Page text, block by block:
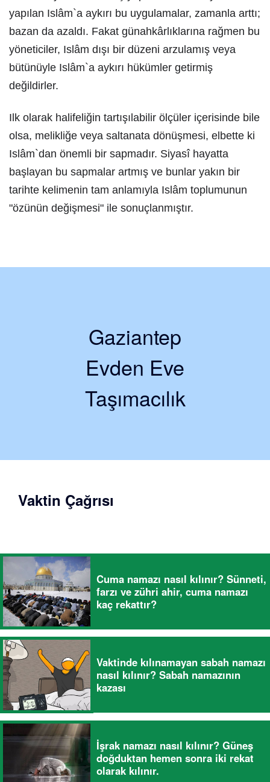
yapılan Islâm`a aykırı bu uygulamalar, zamanla arttı;
bazan da azaldı. Fakat günahkârlıklarına rağmen bu
yöneticiler, Islâm dışı bir düzeni arzulamış veya
bütünüyle Islâm`a aykırı hükümler getirmiş
değildirler.
Ilk olarak halifeliğin tartışılabilir ölçüler içerisinde bile
olsa, melikliğe veya saltanata dönüşmesi, elbette ki
Islâm`dan önemli bir sapmadır. Siyasî hayatta
başlayan bu sapmalar artmış ve bunlar yakın bir
tarihte kelimenin tam anlamıyla Islâm toplumunun
"özünün değişmesi" ile sonuçlanmıştır.
Gaziantep
Evden Eve
Taşımacılık
Vaktin Çağrısı
Cuma namazı nasıl kılınır? Sünneti,
farzı ve zühri ahir, cuma namazı
kaç rekattır?
Vaktinde kılınamayan sabah namazı
nasıl kılınır? Sabah namazının
kazası
İşrak namazı nasıl kılınır? Güneş
doğduktan hemen sonra iki rekat
olarak kılınır.